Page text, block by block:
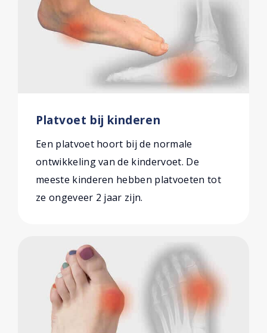
Platvoet bij kinderen
Een platvoet hoort bij de normale
ontwikkeling van de kindervoet. De
meeste kinderen hebben platvoeten tot
ze ongeveer 2 jaar zijn.